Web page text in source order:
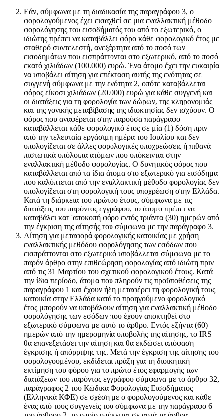
Εάν, σύμφωνα με τη διαδικασία της παραγράφου 3, ο
φορολογούμενος έχει εισαχθεί σε μια εναλλακτική μέθοδο
φορολόγησης του εισοδήματός του από το εξωτερικό, ο
ιδιώτης πρέπει να καταβάλλει φόρο κάθε φορολογικό έτος με
σταθερό συντελεστή, ανεξάρτητα από το ποσό των
εισοδημάτων που εισπράττονται στο εξωτερικό, από το ποσό
εκατό χιλιάδων (100.000) ευρώ. Ένα άτομο έχει την ευκαιρία
να υποβάλει αίτηση για επέκταση αυτής της ενότητας σε
συγγενή σύμφωνα με την ενότητα 2, οπότε καταβάλλεται
φόρος είκοσι χιλιάδων (20.000) ευρώ για κάθε συγγενή και
οι διατάξεις για τη φορολογία των δώρων, της κληρονομιάς
και της γονικής μεταβίβασης της ιδιοκτησίας δεν ισχύουν. Ο
φόρος που αναφέρεται στην παρούσα παράγραφο
καταβάλλεται κάθε φορολογικό έτος σε μία (1) δόση πριν
από την τελευταία εργάσιμη ημέρα του Ιουλίου και δεν
υπολογίζεται σε άλλες φορολογικές υποχρεώσεις ή πιθανά
πιστωτικά υπόλοιπα ατόμων που υπόκεινται στην
εναλλακτική μέθοδο φορολογίας. Ο δυνητικός φόρος που
καταβάλλεται από τα ίδια άτομα στο εξωτερικό για εισόδημα
που καλύπτεται από την εναλλακτική μέθοδο φορολογίας δεν
υπολογίζεται στη φορολογική τους υποχρέωση στην Ελλάδα.
Κατά τη διάρκεια του πρώτου έτους, σύμφωνα με τις
διατάξεις του παρόντος εγγράφου, το άτομο πρέπει να
καταβάλει κατ 'αποκοπή φόρο εντός τριάντα (30) ημερών από
την έγκριση της αίτησής του σύμφωνα με την παράγραφο 3.
Αίτηση για μεταφορά φορολογικής κατοικίας με χρήση
εναλλακτικής μεθόδου φορολόγησης των εσόδων που
εισπράττονται στο εξωτερικό υποβάλλεται σύμφωνα με το
παρόν άρθρο στην επιθεώρηση φορολογίας από ιδιώτη πριν
από τις 31 Μαρτίου του σχετικού φορολογικού έτους. Κατά
την ίδια περίοδο, άτομα που πληρούν τις προϋποθέσεις της
παραγράφου 1 και έχουν ήδη μεταφέρει τη φορολογική τους
κατοικία στην Ελλάδα κατά το προηγούμενο φορολογικό
έτος μπορούν να υποβάλουν αίτηση για εναλλακτική μέθοδο
φορολόγησης των εσόδων που έχουν αποκτηθεί στο
εξωτερικό σύμφωνα με αυτό το άρθρο. Εντός εξήντα (60)
ημερών από την ημερομηνία υποβολής της αίτησης, το IRS
θα επανεξετάσει την αίτηση και θα εκδώσει απόφαση
έγκρισης ή απόρριψης της. Μετά την έγκριση της αίτησης του
φορολογουμένου, εκδίδεται πράξη για τη διοικητική
εκτίμηση του φόρου για το πρώτο έτος εφαρμογής των
διατάξεων του παρόντος εγγράφου σύμφωνα με το άρθρο 32,
παράγραφος 2 του Κώδικα Φορολογίας Εισοδήματος
(Ελληνικά ΚΦΕ) σε σχέση με ο φορολογούμενος και κάθε
ένας από τους συγγενείς του σύμφωνα με την παράγραφο 6